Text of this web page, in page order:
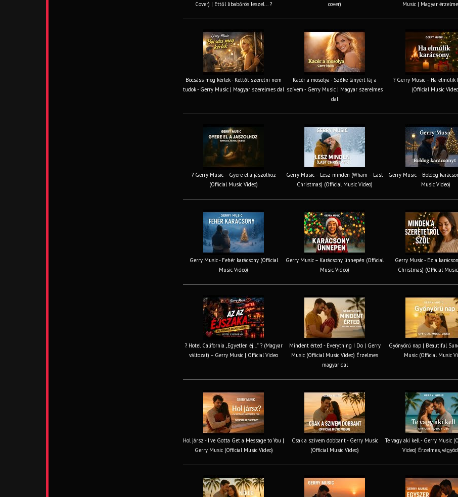
Cover) | Ettől libabőrös leszel... ?
cover)
Music | Magyar
Bocsáss meg kérlek - Kettőt szeretni nem
tudok - Gerry Music | Magyar szerelmes dal
Kacér a mosolya - Szőke lányért fáj a
szívem - Gerry Music | Magyar szerelmes
dal
? Gerry Music – Ha elmúlik
(Official Music
? Gerry Music – Gyere el a jászolhoz
(Official Music Video)
Gerry Music – Lesz minden (Wham – Last
Christmas) (Official Music Video)
Gerry Music – Boldog
Music Video)
Gerry Music - Fehér karácsony (Official
Music Video)
Gerry Music – Karácsony ünnepén (Official
Music Video)
Gerry Music - Ez a
Christmas) (Official
? Hotel California „Egyetlen éj…” ? (Magyar
változat) – Gerry Music | Official Video
Mindent érted - Everything I Do | Gerry
Music (Official Music Video) Érzelmes
magyar dal
Gyönyörű nap | Beautiful
Music (Official Music
Hol jársz - I've Gotta Get a Message to You |
Gerry Music (Official Music Video)
Csak a szívem dobbant - Gerry Music
(Official Music Video)
Te vagy aki kell - Gerry Music
Video) Érzelmes,